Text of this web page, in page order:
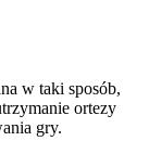
w taki sposób,
ortezy
gry.